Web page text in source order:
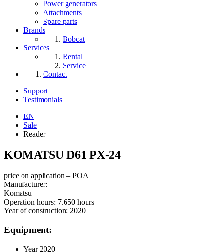
Power generators
Attachments
Spare parts
Brands
Bobcat
Services
Rental
Service
Contact
Support
Testimonials
EN
Sale
Reader
KOMATSU D61 PX-24
price on application – POA
Manufacturer:
Komatsu
Operation hours: 7.650 hours
Year of construction: 2020
Equipment:
Year 2020